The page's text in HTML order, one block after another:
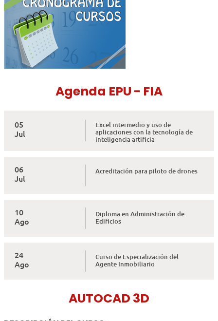
Agenda EPU - FIA
05
Jul
Excel intermedio y uso de
aplicaciones con la tecnología de
inteligencia artificia
06
Jul
Acreditación para piloto de drones
10
Ago
Diploma en Administración de
Edificios
24
Ago
Curso de Especialización del
Agente Inmobiliario
AUTOCAD 3D